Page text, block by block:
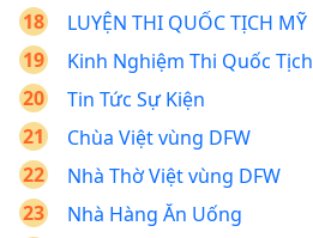
LUYỆN THI QUỐC TỊCH MỸ
Kinh Nghiệm Thi Quốc Tịch
Tin Tức Sự Kiện
Chùa Việt vùng DFW
Nhà Thờ Việt vùng DFW
Nhà Hàng Ăn Uống